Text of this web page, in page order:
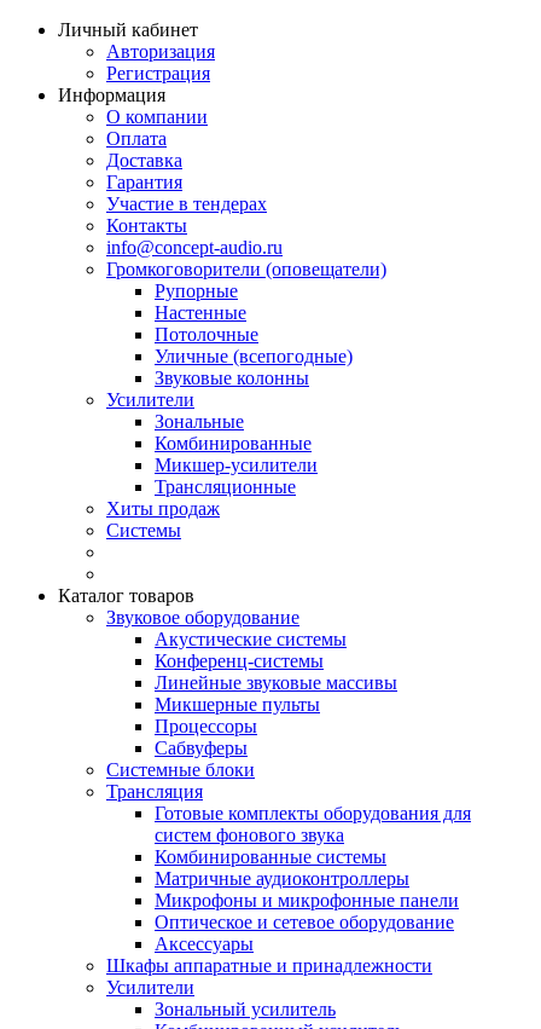
Личный кабинет
Авторизация
Регистрация
Информация
О компании
Оплата
Доставка
Гарантия
Участие в тендерах
Контакты
info@concept-audio.ru
Громкоговорители (оповещатели)
Рупорные
Настенные
Потолочные
Уличные (всепогодные)
Звуковые колонны
Усилители
Зональные
Комбинированные
Микшер-усилители
Трансляционные
Хиты продаж
Системы
Каталог товаров
Звуковое оборудование
Акустические системы
Конференц-системы
Линейные звуковые массивы
Микшерные пульты
Процессоры
Сабвуферы
Системные блоки
Трансляция
Готовые комплекты оборудования для
систем фонового звука
Комбинированные системы
Матричные аудиоконтроллеры
Микрофоны и микрофонные панели
Оптическое и сетевое оборудование
Аксессуары
Шкафы аппаратные и принадлежности
Усилители
Зональный усилитель